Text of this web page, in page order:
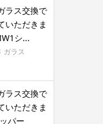
ラス交換で
いただきま
シ...
ガラス
ラス交換で
いただきま
パー